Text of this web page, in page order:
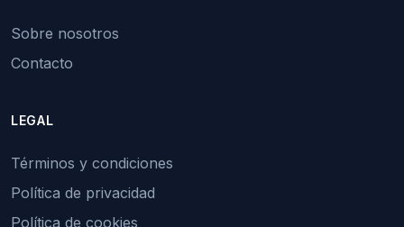
Sobre nosotros
Contacto
LEGAL
Términos y condiciones
Política de privacidad
Política de cookies